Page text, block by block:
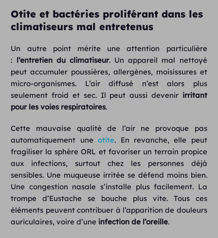
Otite et bactéries proliférant dans les
climatiseurs mal entretenus
Un autre point mérite une attention particulière
: l’entretien du climatiseur. Un appareil mal nettoyé
peut accumuler poussières, allergènes, moisissures et
micro-organismes. L’air diffusé n’est alors plus
seulement froid et sec. Il peut aussi devenir irritant
pour les voies respiratoires.
Cette mauvaise qualité de l’air ne provoque pas
automatiquement uneotite. En revanche, elle peut
fragiliser la sphère ORL et favoriser un terrain propice
aux infections, surtout chez les personnes déjà
sensibles. Une muqueuse irritée se défend moins bien.
Une congestion nasale s’installe plus facilement. La
trompe d’Eustache se bouche plus vite. Tous ces
éléments peuvent contribuer à l’apparition de douleurs
auriculaires, voire d’une infection de l’oreille.